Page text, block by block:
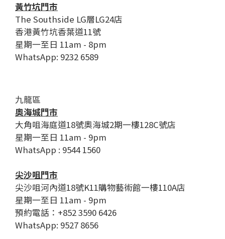
黃竹坑門市
The Southside LG層LG24店
香港黃竹坑香葉道11號
星期一至日 11am - 8pm
WhatsApp: 9232 6589
九龍區
奧海城門市
大角咀海庭道18號奧海城2期一樓128C號店
星期一至日 11am - 9pm
WhatsApp : 9544 1560
尖沙咀門市
尖沙咀河內道18號K11購物藝術館一樓110A店
星期一至日 11am - 9pm
預約電話：+852 3590 6426
WhatsApp: 9527 8656